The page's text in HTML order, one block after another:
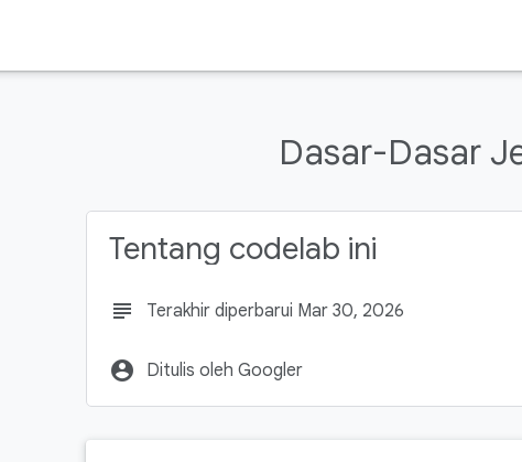
Dasar-Dasar
Tentang codelab ini
subject Terakhir diperbarui Mar 30, 2026
account_circle Ditulis oleh Googler